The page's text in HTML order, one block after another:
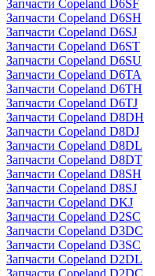
Запчасти Copeland D6SF
Запчасти Copeland D6SH
Запчасти Copeland D6SJ
Запчасти Copeland D6ST
Запчасти Copeland D6SU
Запчасти Copeland D6TA
Запчасти Copeland D6TH
Запчасти Copeland D6TJ
Запчасти Copeland D8DH
Запчасти Copeland D8DJ
Запчасти Copeland D8DL
Запчасти Copeland D8DT
Запчасти Copeland D8SH
Запчасти Copeland D8SJ
Запчасти Copeland DKJ
Запчасти Copeland D2SC
Запчасти Copeland D3DC
Запчасти Copeland D3SC
Запчасти Copeland D2DL
Запчасти Copeland D2DC